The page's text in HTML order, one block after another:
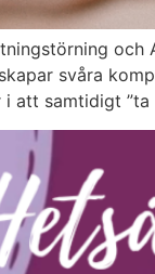
svåra
att samtidigt